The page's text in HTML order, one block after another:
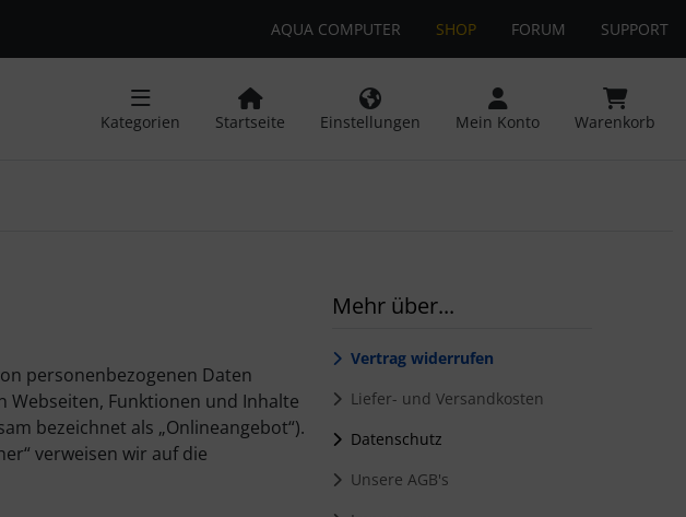
AQUA COMPUTER SHOP FORUM SUPPORT
Kategorien Startseite Einstellungen Mein Konto Warenkorb
personenbezogenen Daten
Webseiten, Funktionen und Inhalte
bezeichnet als „Onlineangebot“).
verweisen wir auf die
Mehr über...
Vertrag widerrufen
Liefer- und Versandkosten
Datenschutz
Unsere AGB's